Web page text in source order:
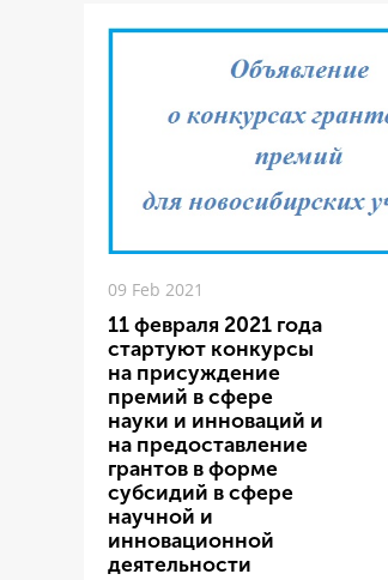
09 Feb 2021
11 февраля 2021 года
стартуют конкурсы
на присуждение
премий в сфере
науки и инноваций и
на предоставление
грантов в форме
субсидий в сфере
научной и
инновационной
деятельности